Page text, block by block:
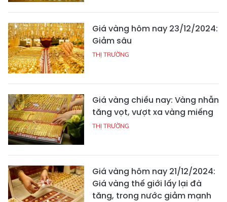
Giá vàng hôm nay 23/12/2024:
Giảm sâu
THỊ TRƯỜNG
Giá vàng chiều nay: Vàng nhẫn
tăng vọt, vượt xa vàng miếng
THỊ TRƯỜNG
Giá vàng hôm nay 21/12/2024:
Giá vàng thế giới lấy lại đà
tăng, trong nước giảm mạnh